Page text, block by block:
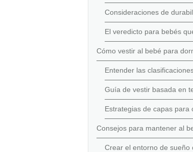
Consideraciones de
El veredicto para bebés
Cómo vestir al bebé para
Entender las
Guía de vestir basada en
Estrategias de capas
Consejos para mantener al
Crear el entorno de sueño